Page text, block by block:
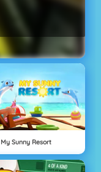
My Sunny Resort